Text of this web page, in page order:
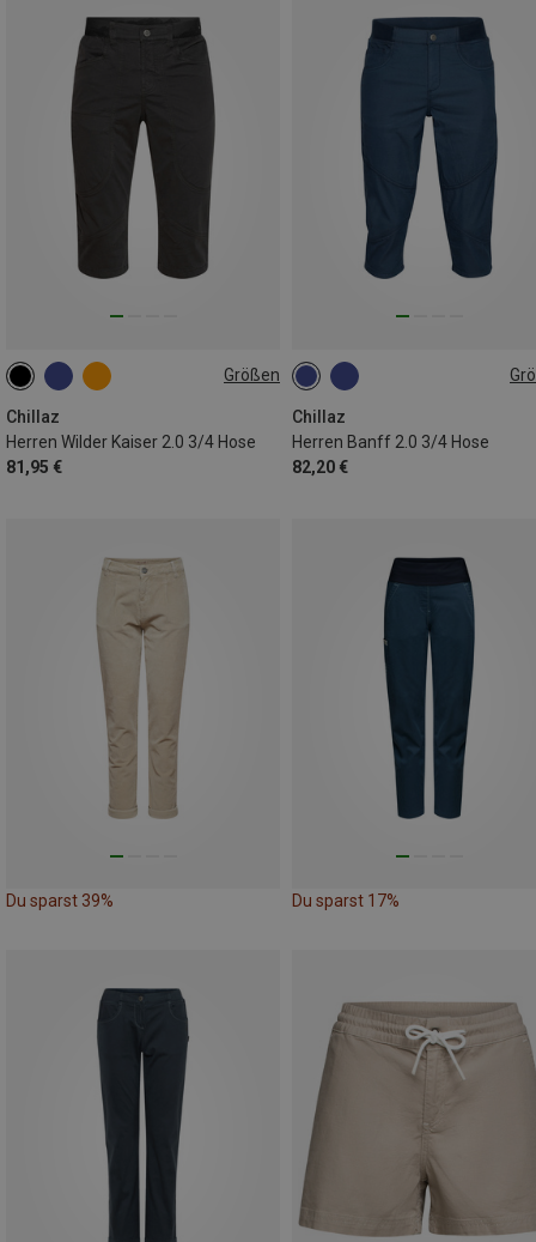
Größen
Chillaz
Herren Wilder Kaiser 2.0 3/4 Hose
81,95 €
L
Chillaz
Herren Banff 2.0 3/4 Hose
82,20 €
S M
Du sparst 39% Du sparst 17%